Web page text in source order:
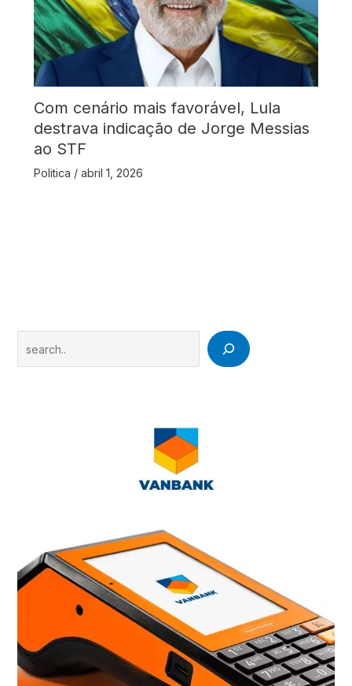
Com cenário mais favorável, Lula
destrava indicação de Jorge Messias
ao STF
Politica / abril 1, 2026